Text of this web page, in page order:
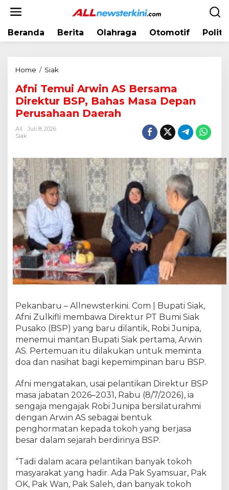
Beranda Berita Olahraga Otomotif
Home / Siak
n
i
T
A
r
w
i
n
A
S
B
e
r
s
a
m
D
i
r
e
u
B
S
P
,
B
a
a
s
M
Afni Temui Arwin AS Bersama
Direktur BSP, Bahas Masa Depan
Perusahaan Daerah
All
Juli 8, 2026
Siak
Pekanbaru – Allnewsterkini. Com | Bupati Siak,
Afni Zulkifli membawa Direktur PT Bumi Siak
Pusako (BSP) yang baru dilantik, Robi Junipa,
menemui mantan Bupati Siak pertama, Arwin
AS. Pertemuan itu dilakukan untuk meminta
doa dan nasihat bagi kepemimpinan baru BSP.
Afni mengatakan, usai pelantikan Direktur BSP
masa jabatan 2026–2031, Rabu (8/7/2026), ia
sengaja mengajak Robi Junipa bersilaturahmi
dengan Arwin AS sebagai bentuk
penghormatan kepada tokoh yang berjasa
besar dalam sejarah berdirinya BSP.
“Tadi dalam acara pelantikan banyak tokoh
masyarakat yang hadir. Ada Pak Syamsuar, Pak
OK, Pak Wan, Pak Saleh, dan banyak tokoh